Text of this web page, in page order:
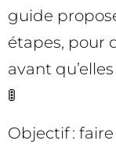
guide
étapes, pour
avant
🚦
Objectif :